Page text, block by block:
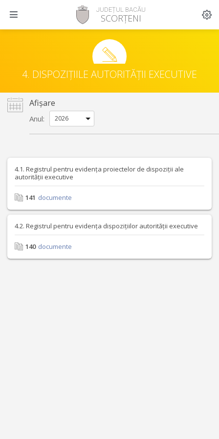
JUDEȚUL BACĂU
SCORȚENI
4. DISPOZIȚIILE AUTORITĂȚII EXECUTIVE
Afișare
Anul:
4.1. Registrul pentru evidența proiectelor de dispoziții ale
autorității executive
141 documente
4.2. Registrul pentru evidența dispozițiilor autorității executive
140 documente